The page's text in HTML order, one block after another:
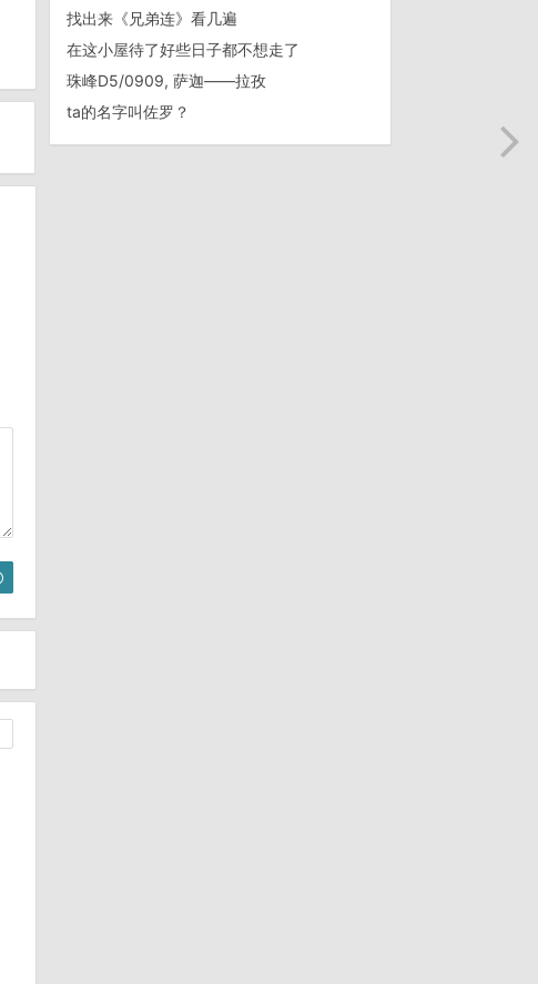
找出来《兄弟连》看几遍
在这小屋待了好些日子都不想走了
珠峰D5/0909, 萨迦——拉孜
ta的名字叫佐罗？